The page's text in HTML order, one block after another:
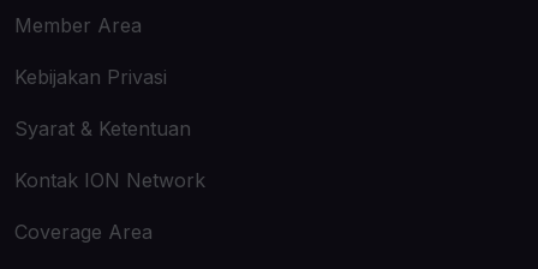
Member Area
Kebijakan Privasi
Syarat & Ketentuan
Kontak ION Network
Coverage Area